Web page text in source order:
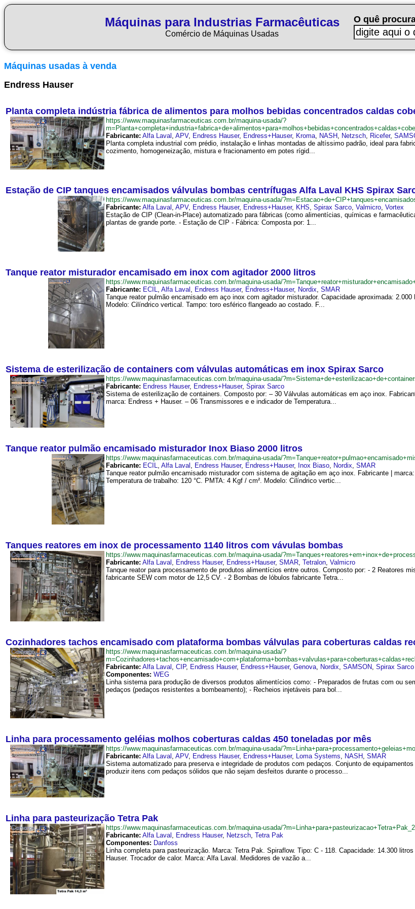
Máquinas para Industrias Farmacêuticas
Comércio de Máquinas Usadas
O quê
Máquinas usadas à venda
Endress Hauser
Planta completa indústria fábrica de alimentos para molhos bebidas concentrados caldas
https://www.maquinasfarmaceuticas.com.br/maquina-usada/?
Fabricante: Alfa Laval , APV, Endress Hauser, Endress+Hauser, Kroma, NASH, Netzsch, Ricefer,
Planta completa industrial com prédio, instalação e linhas montadas de altíssimo padrão, ideal para
cozimento, homogeneização, mistura e fracionamento em potes rígid...
Estação de CIP tanques encamisados válvulas bombas centrífugas Alfa Laval KHS Spirax
https://www.maquinasfarmaceuticas.com.br/maquina-usada/
Fabricante: Alfa Laval , APV, Endress Hauser, Endress+Hauser, KHS, Spirax Sarco, Valmicro, Vortex
Estação de CIP (Clean-in-Place) automatizado para fábricas (como alimentícias, químicas e
plantas de grande porte. - Estação de CIP - Fábrica: Composta por: 1...
Tanque reator misturador encamisado em inox com agitador 2000 litros
https://www.maquinasfarmaceuticas.com.br/maquina-usada/
Fabricante: ECIL, Alfa Laval , Endress Hauser, Endress+Hauser, Nordix, SMAR
Tanque reator pulmão encamisado em aço inox com agitador misturador. Capacidade aproximada:
Modelo: Cilíndrico vertical. Tampo: toro esférico flangeado ao costado. F...
Sistema de esterilização de containers com válvulas automáticas em inox Spirax Sarco
https://www.maquinasfarmaceuticas.com.br/maquina-usada/
Fabricante: Endress Hauser, Endress+Hauser, Spirax Sarco
Sistema de esterilização de containers. Composto por: – 30 Válvulas automáticas em aço inox.
marca: Endress + Hauser. – 06 Transmissores e e indicador de Temperatura...
Tanque reator pulmão encamisado misturador Inox Biaso 2000 litros
https://www.maquinasfarmaceuticas.com.br/maquina-usada/
Fabricante: ECIL, Alfa Laval , Endress Hauser, Endress+Hauser, Inox Biaso, Nordix, SMAR
Tanque reator pulmão encamisado misturador com sistema de agitação em aço inox. Fabricante |
Temperatura de trabalho: 120 °C. PMTA: 4 Kgf / cm². Modelo: Cilíndrico vertic...
Tanques reatores em inox de processamento 1140 litros com vávulas bombas
https://www.maquinasfarmaceuticas.com.br/maquina-usada/
Fabricante: Alfa Laval , Endress Hauser, Endress+Hauser, SMAR, Tetralon, Valmicro
Tanque reator para processamento de produtos alimentícios entre outros. Composto por: - 2 Reatores
fabricante SEW com motor de 12,5 CV. - 2 Bombas de lóbulos fabricante Tetra...
Cozinhadores tachos encamisado com plataforma bombas válvulas para coberturas caldas
https://www.maquinasfarmaceuticas.com.br/maquina-usada/?
Fabricante: Alfa Laval , CIP, Endress Hauser, Endress+Hauser, Genova, Nordix, SAMSON, Spirax Sarco
Componentes: WEG
Linha sistema para produção de diversos produtos alimentícios como: - Preparados de frutas com ou
pedaços (pedaços resistentes a bombeamento); - Recheios injetáveis para bol...
Linha para processamento geléias molhos coberturas caldas 450 toneladas por mês
https://www.maquinasfarmaceuticas.com.br/maquina-usada/
Fabricante: Alfa Laval , APV, Endress Hauser, Endress+Hauser, Loma Systems, NASH, SMAR
Sistema automatizado para preserva e integridade de produtos com pedaços. Conjunto de
produzir itens com pedaços sólidos que não sejam desfeitos durante o processo...
Linha para pasteurização Tetra Pak
https://www.maquinasfarmaceuticas.com.br/maquina-usada/
Fabricante: Alfa Laval , Endress Hauser, Netzsch, Tetra Pak
Componentes: Danfoss
Linha completa para pasteurização. Marca: Tetra Pak. Spiraflow. Tipo: C - 118. Capacidade: 14.300
Hauser. Trocador de calor. Marca: Alfa Laval. Medidores de vazão a...